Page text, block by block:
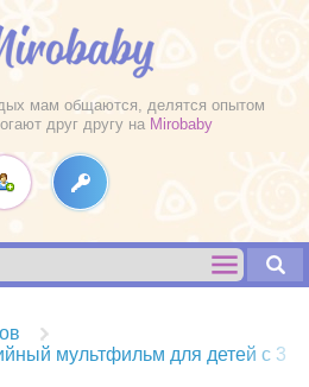
мам общаются, делятся опытом
друг другу на Mirobaby
мультфильм для детей с 3